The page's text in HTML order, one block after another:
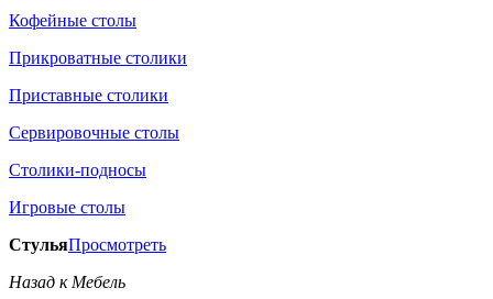
Кофейные столы
Прикроватные столики
Приставные столики
Сервировочные столы
Столики-подносы
Игровые столы
СтульяПросмотреть
Назад к Мебель